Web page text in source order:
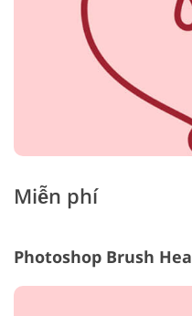
Miễn phí
Photoshop Brush